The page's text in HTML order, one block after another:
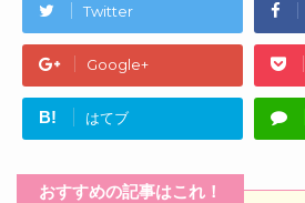
Twitter
Google+
B! はてブ
おすすめの記事はこれ！